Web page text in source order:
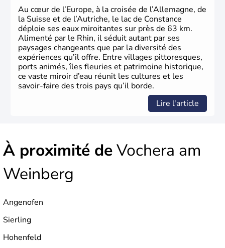
Au cœur de l’Europe, à la croisée de l’Allemagne, de
la Suisse et de l’Autriche, le lac de Constance
déploie ses eaux miroitantes sur près de 63 km.
Alimenté par le Rhin, il séduit autant par ses
paysages changeants que par la diversité des
expériences qu’il offre. Entre villages pittoresques,
ports animés, îles fleuries et patrimoine historique,
ce vaste miroir d’eau réunit les cultures et les
savoir-faire des trois pays qu’il borde.
Lire l'article
À proximité deVochera am
Weinberg
Angenofen
Sierling
Hohenfeld